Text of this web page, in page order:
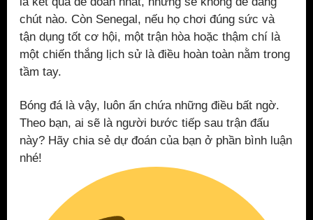
chút nào. Còn Senegal, nếu họ chơi đúng sức và
tận dụng tốt cơ hội, một trận hòa hoặc thậm chí là
một chiến thắng lịch sử là điều hoàn toàn nằm trong
tầm tay.
Bóng đá là vậy, luôn ẩn chứa những điều bất ngờ.
Theo bạn, ai sẽ là người bước tiếp sau trận đấu
này? Hãy chia sẻ dự đoán của bạn ở phần bình luận
nhé!